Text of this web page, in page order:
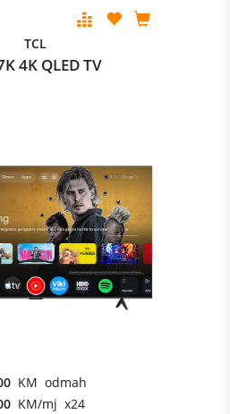
TCL
4K QLED TV
KM odmah
KM/mj x24